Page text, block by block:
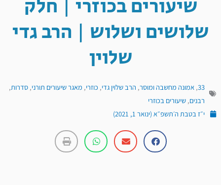
שיעורים בכוזרי | חלק
שלושים ושלוש | הרב גדי
שלוין
33
, אמונה מחשבה ומוסר, הרב שלוין גדי, כוזרי, מאגר שיעורים תורני, סדרות,
רבנים, שיעורים בכוזרי
י״ז בטבת ה׳תשפ״א (ינואר 1, 2021)